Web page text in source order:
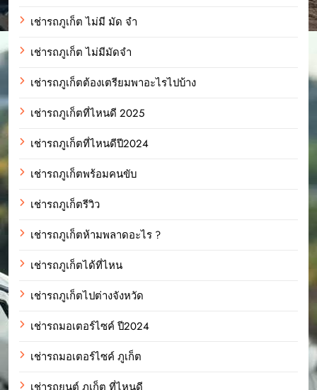
เช่ารถภูเก็ต ไม่มี มัด จํา
เช่ารถภูเก็ต ไม่มีมัดจำ
เช่ารถภูเก็ตต้องเตรียมพาอะไรไปบ้าง
เช่ารถภูเก็ตที่ไหนดี 2025
เช่ารถภูเก็ตที่ไหนดีปี2024
เช่ารถภูเก็ตพร้อมคนขับ
เช่ารถภูเก็ตรีวิว
เช่ารถภูเก็ตห้ามพลาดอะไร ?
เช่ารถภูเก็ตได้ที่ไหน
เช่ารถภูเก็ตไปต่างจังหวัด
เช่ารถมอเตอร์ไซค์ ปี2024
เช่ารถมอเตอร์ไซค์ ภูเก็ต